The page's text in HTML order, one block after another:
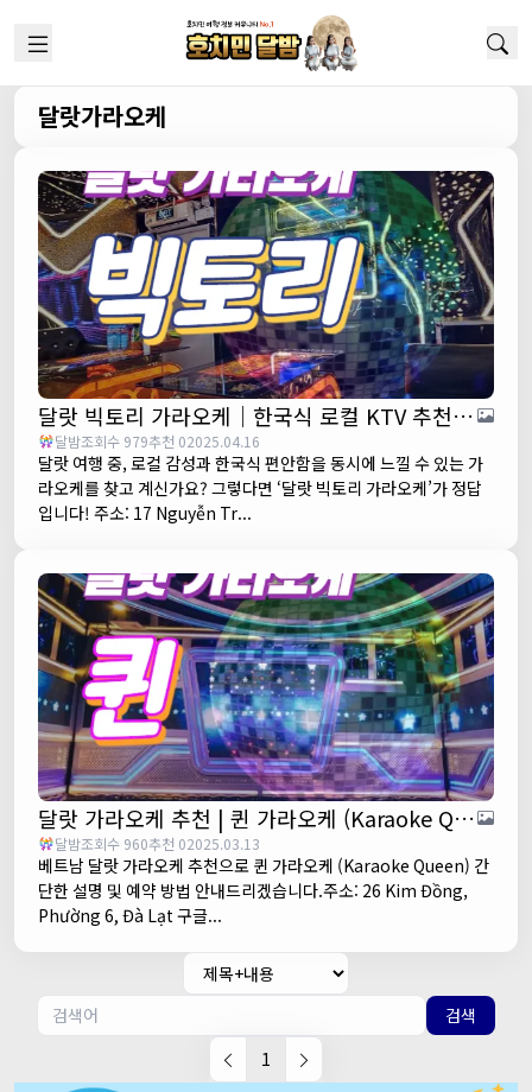
달랏가라오케
달랏 빅토리 가라오케｜한국식 로컬 KTV 추천 (Karaoke Victory)
달밤조회수 979추천 02025.04.16
달랏 여행 중, 로컬 감성과 한국식 편안함을 동시에 느낄 수 있는 가
라오케를 찾고 계신가요? 그렇다면 ‘달랏 빅토리 가라오케’가 정답
입니다! 주소: 17 Nguyễn Tr...
달랏 가라오케 추천 | 퀸 가라오케 (Karaoke Queen)
달밤조회수 960추천 02025.03.13
베트남 달랏 가라오케 추천으로 퀸 가라오케 (Karaoke Queen) 간
단한 설명 및 예약 방법 안내드리겠습니다.주소: 26 Kim Đồng,
Phường 6, Đà Lạt 구글...
검색
1